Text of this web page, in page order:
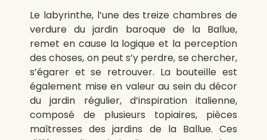
Le labyrinthe, l’une des treize chambres de
verdure du jardin baroque de la Ballue,
remet en cause la logique et la perception
des choses, on peut s’y perdre, se chercher,
s’égarer et se retrouver. La bouteille est
également mise en valeur au sein du décor
du jardin régulier, d’inspiration italienne,
composé de plusieurs topiaires, pièces
maîtresses des jardins de la Ballue. Ces